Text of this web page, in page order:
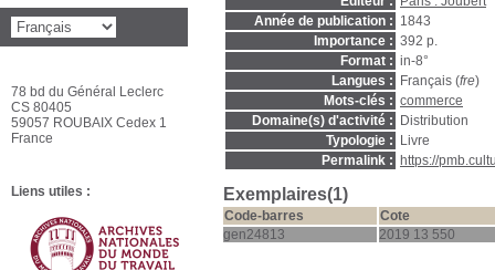
Année de publication : 1843
Importance : 392 p.
Format : in-8°
Langues :
Français (fre)
Mots-clés : commerce
Domaine(s) d'activité :
Distribution
Typologie :
Livre
Permalink :
https://
Exemplaires(1)
Code-barres
Cote
gen24813
2019 13 550
78 bd du Général Leclerc
CS 80405
59057 ROUBAIX Cedex 1
France
Liens utiles :